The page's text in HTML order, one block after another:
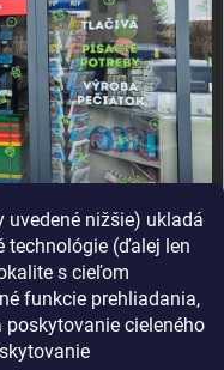
uvedené nižšie) ukladá
technológie (ďalej len
s cieľom
funkcie prehliadania,
cieleného